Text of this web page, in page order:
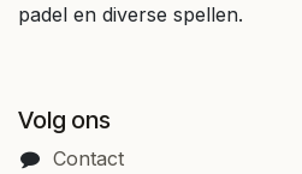
padel en diverse spellen.
Volg ons
Contact